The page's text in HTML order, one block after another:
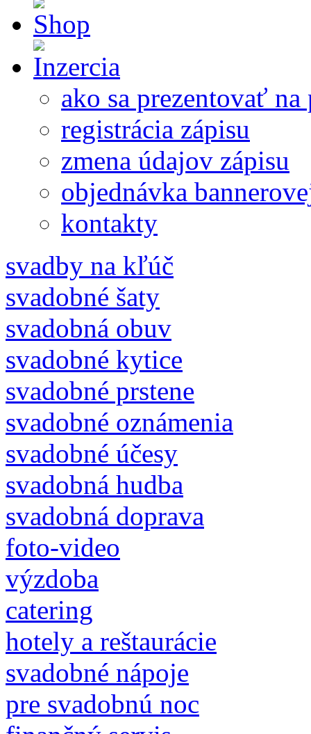
ako sa prezentovať
registrácia zápisu
zmena údajov zápisu
objednávka
kontakty
svadby na kľúč
svadobné šaty
svadobná obuv
svadobné kytice
svadobné prstene
svadobné oznámenia
svadobné účesy
svadobná hudba
svadobná doprava
foto-video
výzdoba
catering
hotely a reštaurácie
svadobné nápoje
pre svadobnú noc